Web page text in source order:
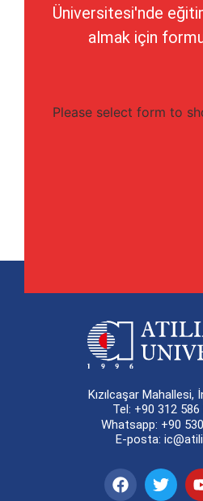
Üniversitesi'nde
almak için
Please select form to
Kızılcaşar Mahallesi,
Tel: +90 312
Whatsapp: +90
E-posta: